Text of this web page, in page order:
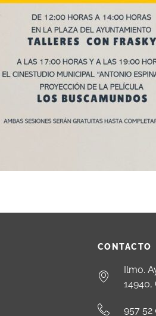
CONTACTO
Ilmo.
14940,
957 52